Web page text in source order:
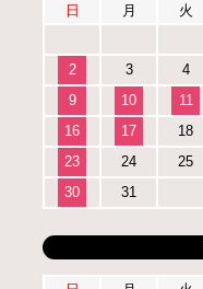
日 月 火
2
3 4
9
10 11
16
17 18
23
24 25
30
31